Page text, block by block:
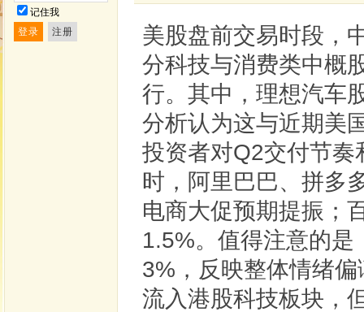
记住我
美股盘前交易时段，
分科技与消费类中概
行。其中，理想汽车
分析认为这与近期美
投资者对Q2交付节
时，阿里巴巴、拼多
电商大促预期提振；
1.5%。值得注意的
3%，反映整体情绪
流入港股科技板块，